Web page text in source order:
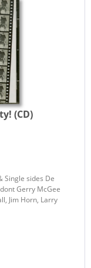
(CD)
Single sides De
Gerry McGee
Jim Horn, Larry